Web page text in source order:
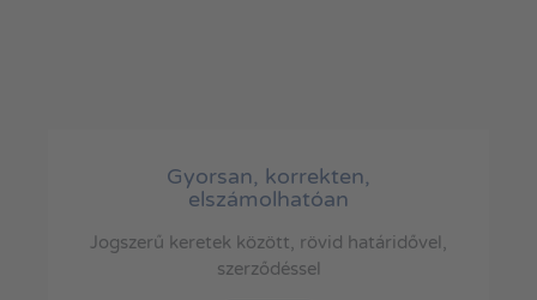
Gyorsan, korrekten,
elszámolhatóan
Jogszerű keretek között, rövid határidővel,
szerződéssel